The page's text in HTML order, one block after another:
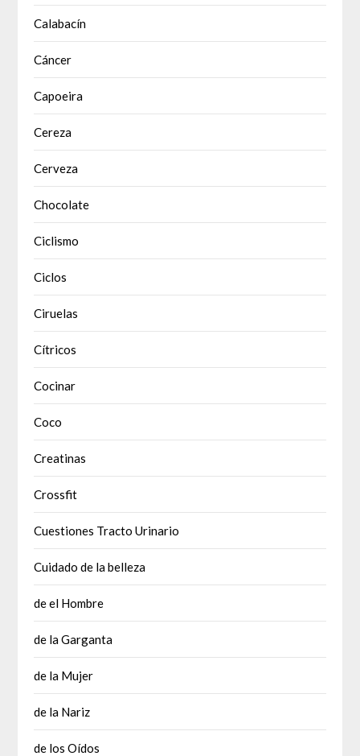
Calabacín
Cáncer
Capoeira
Cereza
Cerveza
Chocolate
Ciclismo
Ciclos
Ciruelas
Cítricos
Cocinar
Coco
Creatinas
Crossfit
Cuestiones Tracto Urinario
Cuidado de la belleza
de el Hombre
de la Garganta
de la Mujer
de la Nariz
de los Oídos